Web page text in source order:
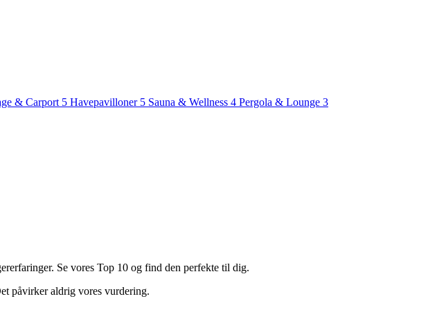
& Carport 5 Havepavilloner 5 Sauna & Wellness 4 Pergola & Lounge 3
Se vores Top 10 og find den perfekte til dig.
påvirker aldrig vores vurdering.